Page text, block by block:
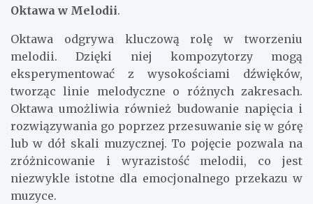
Oktawa w Melodii.
Oktawa odgrywa kluczową rolę w tworzeniu
melodii. Dzięki niej kompozytorzy mogą
eksperymentować z wysokościami dźwięków,
tworząc linie melodyczne o różnych zakresach.
Oktawa umożliwia również budowanie napięcia i
rozwiązywania go poprzez przesuwanie się w górę
lub w dół skali muzycznej. To pojęcie pozwala na
zróżnicowanie i wyrazistość melodii, co jest
niezwykle istotne dla emocjonalnego przekazu w
muzyce.